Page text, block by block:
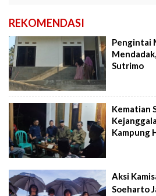
REKOMENDASI
Pengintai
Sutrimo
Kematian
Kampung
Aksi
Soeharto